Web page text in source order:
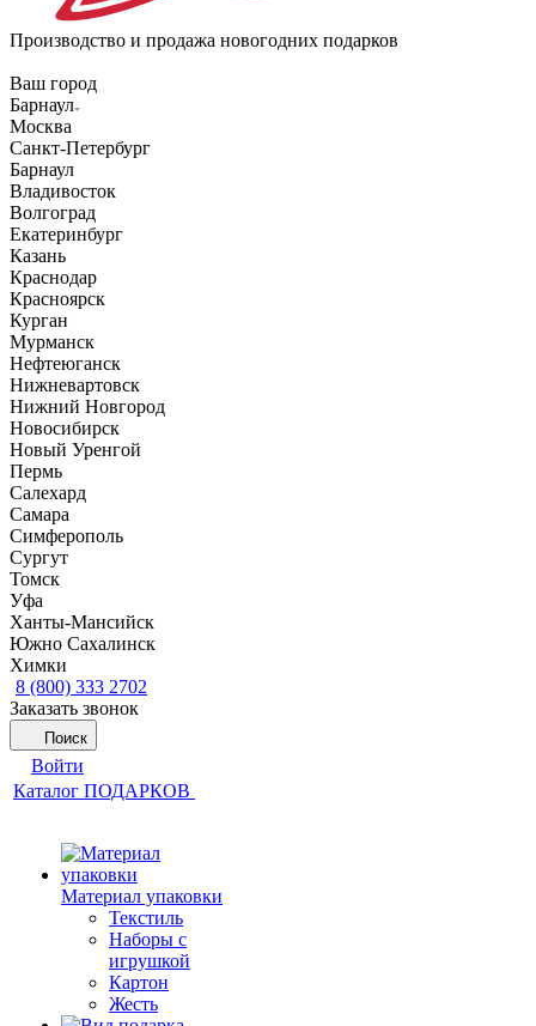
Производство и продажа новогодних подарков
Ваш город
Барнаул
Москва
Санкт-Петербург
Барнаул
Владивосток
Волгоград
Екатеринбург
Казань
Краснодар
Красноярск
Курган
Мурманск
Нефтеюганск
Нижневартовск
Нижний Новгород
Новосибирск
Новый Уренгой
Пермь
Салехард
Самара
Симферополь
Сургут
Томск
Уфа
Ханты-Мансийск
Южно Сахалинск
Химки
8 (800) 333 2702
Заказать звонок
Поиск
Войти
Каталог ПОДАРКОВ
Материал упаковки
Текстиль
Наборы с
игрушкой
Картон
Жесть